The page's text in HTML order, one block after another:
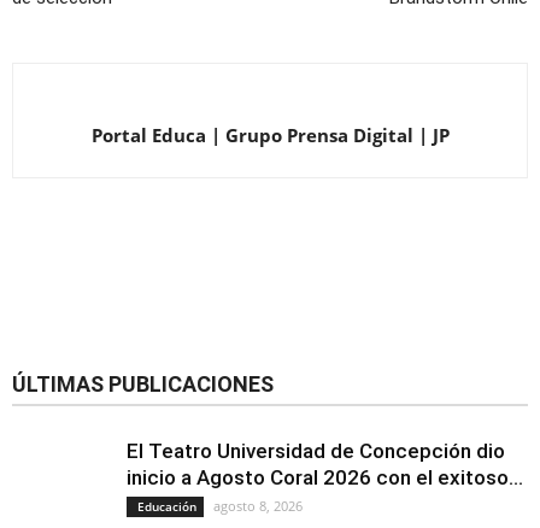
Portal Educa | Grupo Prensa Digital | JP
ÚLTIMAS PUBLICACIONES
El Teatro Universidad de Concepción dio
inicio a Agosto Coral 2026 con el exitoso...
Educación agosto 8, 2026